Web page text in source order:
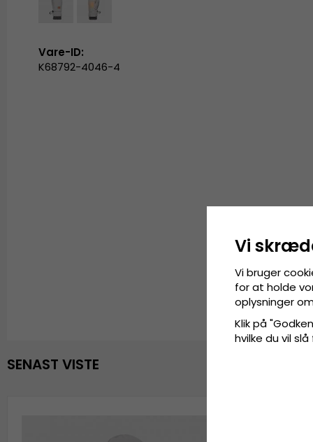
Vare-ID:
K68792-4046-4
SENAST VISTE
Vi
Vi bruger
for at holde
oplysninger
Klik på
hvilke du vil